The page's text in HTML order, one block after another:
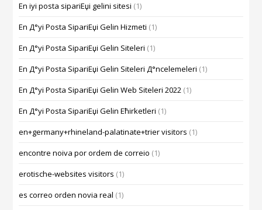
En iyi posta sipariЕџi gelini sitesi (1)
En Д°yi Posta SipariЕџi Gelin Hizmeti (1)
En Д°yi Posta SipariЕџi Gelin Siteleri (1)
En Д°yi Posta SipariЕџi Gelin Siteleri Д°ncelemeleri (1)
En Д°yi Posta SipariЕџi Gelin Web Siteleri 2022 (1)
En Д°yi Posta SipariЕџi Gelin Ећirketleri (1)
en+germany+rhineland-palatinate+trier visitors (1)
encontre noiva por ordem de correio (1)
erotische-websites visitors (1)
es correo orden novia real (1)